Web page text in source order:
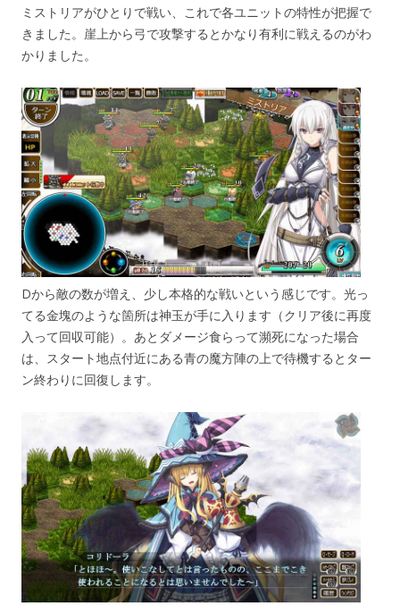
ミストリアがひとりで戦い、これで各ユニットの特性が把握で
きました。崖上から弓で攻撃するとかなり有利に戦えるのがわ
かりました。
Dから敵の数が増え、少し本格的な戦いという感じです。光っ
てる金塊のような箇所は神玉が手に入ります（クリア後に再度
入って回収可能）。あとダメージ食らって瀕死になった場合
は、スタート地点付近にある青の魔方陣の上で待機するとター
ン終わりに回復します。